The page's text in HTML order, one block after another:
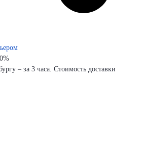
– за 3 часа. Стоимость доставки